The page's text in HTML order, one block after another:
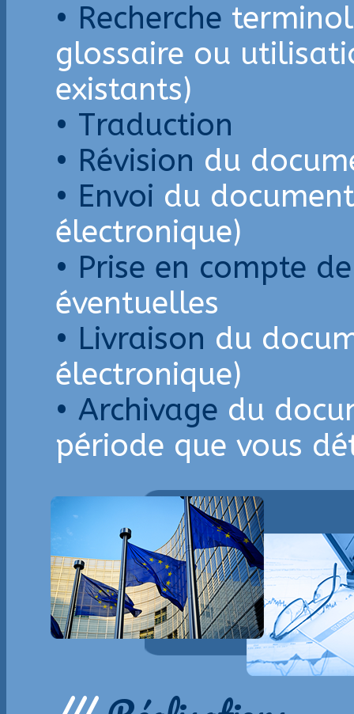
• Recherche
glossaire ou
existants)
• Traduction
• Révision du
• Envoi du
électronique)
• Prise en compte
éventuelles
• Livraison du
électronique)
• Archivage du
période que vous